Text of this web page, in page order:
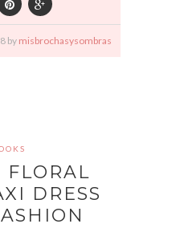
by misbrochasysombras
FLORAL
DRESS